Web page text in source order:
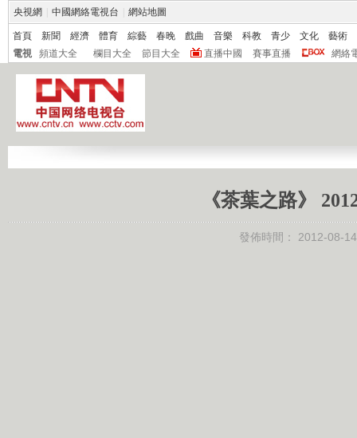
央視網 中國網絡電視台 網站地圖
首頁 新聞 經濟 體育 綜藝 春晚 戲曲 音樂 科教 青少 文化
藝術
電視
頻道大全 欄目大全 節目大全 直播中國 賽事直播 網絡
《茶葉之路》
發佈時間： 2012-08-